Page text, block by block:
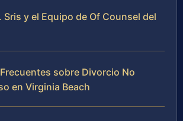
Sris y el Equipo de Of Counsel del
sobre Divorcio No
en Virginia Beach